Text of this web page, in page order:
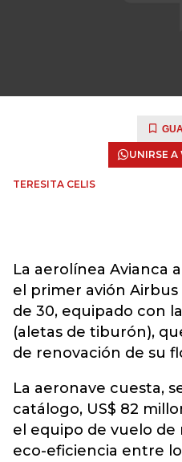
UNIRSE
TERESITA CELIS
La aerolínea Avianca
el primer avión
de 30, equipado con
(aletas de tiburón),
de renovación de su
La aeronave cuesta,
catálogo, US$ 82
el equipo de vuelo
eco-eficiencia entre